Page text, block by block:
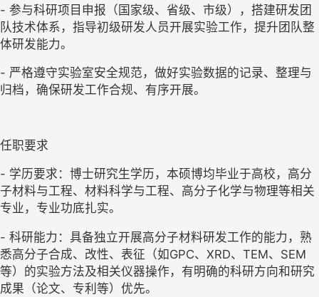
- 参与科研项目申报（国家级、省级、市级），搭建研发团
队技术体系，指导初级研发人员开展实验工作，提升团队整
体研发能力。
- 严格遵守实验室安全规范，做好实验数据的记录、整理与
归档，确保研发工作合规、有序开展。
任职要求
- 学历要求：博士研究生学历，本硕博均毕业于高校，高分
子材料与工程、材料科学与工程、高分子化学与物理等相关
专业，专业功底扎实。
- 科研能力：具备独立开展高分子材料研发工作的能力，熟
悉高分子合成、改性、表征（如GPC、XRD、TEM、SEM
等）的实验方法及相关仪器操作，有明确的科研方向和研究
成果（论文、专利等）优先。